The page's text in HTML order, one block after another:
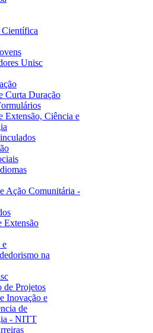
Unisc
Curta Duração
Extensão, Ciência e
Ação Comunitária -
Extensão
e
na
de Projetos
Inovação e
de
- NITT